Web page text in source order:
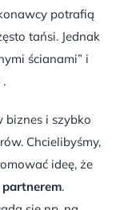
potrafią
tańsi. Jednak
ścianami” i
biznes i szybko
Chcielibyśmy,
ideę, że
.